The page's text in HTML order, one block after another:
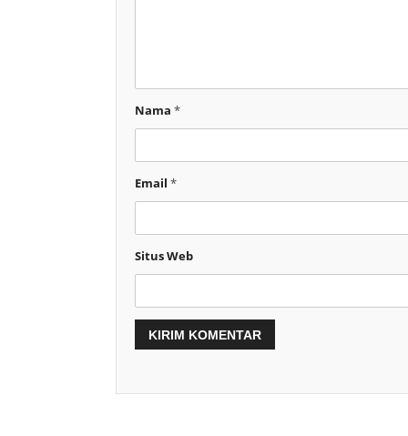
Nama *
Email *
Situs Web